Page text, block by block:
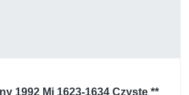
1992 Mi 1623-1634 Czyste **